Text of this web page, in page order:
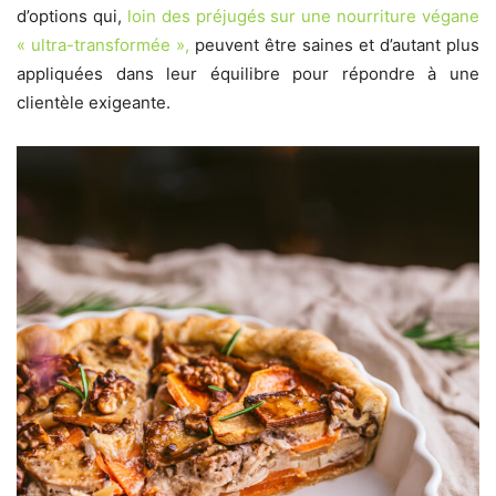
d’options qui, loin des préjugés sur une nourriture végane
« ultra-transformée », peuvent être saines et d’autant plus
appliquées dans leur équilibre pour répondre à une
clientèle exigeante.